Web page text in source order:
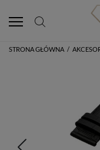
STRONA GŁÓWNA /